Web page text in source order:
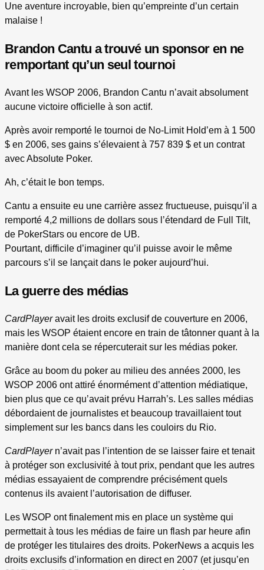
Une aventure incroyable, bien qu’empreinte d’un certain
malaise !
Brandon Cantu a trouvé un sponsor en ne
remportant qu’un seul tournoi
Avant les WSOP 2006, Brandon Cantu n’avait absolument
aucune victoire officielle à son actif.
Après avoir remporté le tournoi de No-Limit Hold’em à 1 500
$ en 2006, ses gains s’élevaient à 757 839 $ et un contrat
avec Absolute Poker.
Ah, c’était le bon temps.
Cantu a ensuite eu une carrière assez fructueuse, puisqu’il a
remporté 4,2 millions de dollars sous l’étendard de Full Tilt,
de PokerStars ou encore de UB.
Pourtant, difficile d’imaginer qu’il puisse avoir le même
parcours s’il se lançait dans le poker aujourd’hui.
La guerre des médias
CardPlayeravait les droits exclusif de couverture en 2006,
mais les WSOP étaient encore en train de tâtonner quant à la
manière dont cela se répercuterait sur les médias poker.
Grâce au boom du poker au milieu des années 2000, les
WSOP 2006 ont attiré énormément d’attention médiatique,
bien plus que ce qu’avait prévu Harrah’s. Les salles médias
débordaient de journalistes et beaucoup travaillaient tout
simplement sur les bancs dans les couloirs du Rio.
CardPlayern’avait pas l’intention de se laisser faire et tenait
à protéger son exclusivité à tout prix, pendant que les autres
médias essayaient de comprendre précisément quels
contenus ils avaient l’autorisation de diffuser.
Les WSOP ont finalement mis en place un système qui
permettait à tous les médias de faire un flash par heure afin
de protéger les titulaires des droits. PokerNews a acquis les
droits exclusifs d’information en direct en 2007 (et jusqu’en